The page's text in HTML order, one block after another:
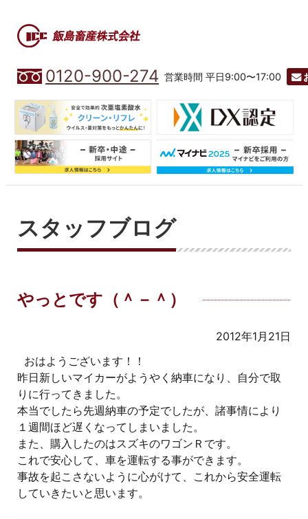
0120-900-274 営業時間 平日9:00〜17:00
スタッフブログ
やっとです（＾－＾）
2012年1月21日
おはようございます！！
昨日新しいマイカーがようやく納車になり、自分で取
りに行ってきました。
本当でしたら先週納車の予定でしたが、諸事情により
１週間ほど遅くなってしまいました。
また、購入したのはスズキのワゴンＲです。
これで安心して、車を運転する事ができます。
事故を起こさないように心がけて、これから安全運転
していきたいと思います。